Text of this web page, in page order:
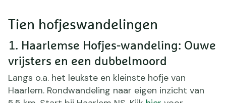
Tien hofjeswandelingen
1. Haarlemse Hofjes-wandeling: Ouwe
vrijsters en een dubbelmoord
Langs o.a. het leukste en kleinste hofje van
Haarlem. Rondwandeling naar eigen inzicht van